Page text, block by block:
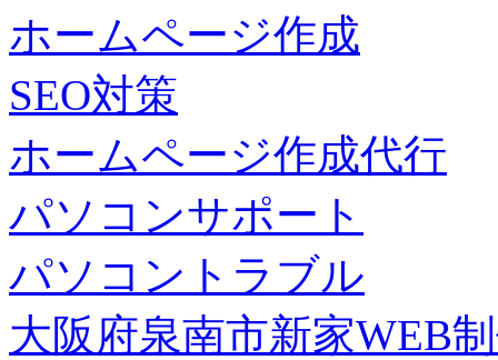
ホームページ作成
SEO対策
ホームページ作成代行
パソコンサポート
パソコントラブル
大阪府泉南市新家WEB